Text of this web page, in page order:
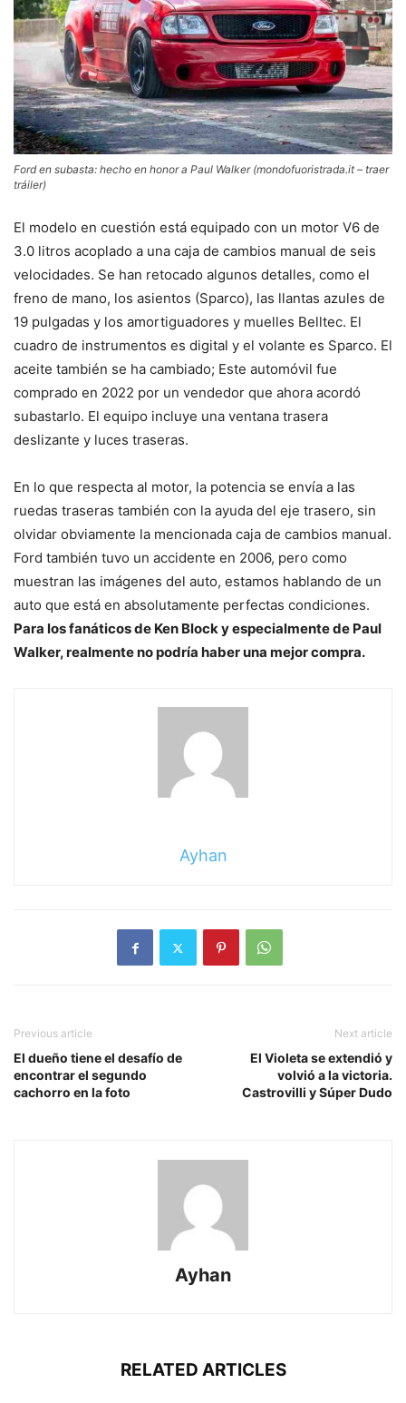
Ford en subasta: hecho en honor a Paul Walker (mondofuoristrada.it – ​​traer
tráiler)
El modelo en cuestión está equipado con un motor V6 de
3.0 litros acoplado a una caja de cambios manual de seis
velocidades. Se han retocado algunos detalles, como el
freno de mano, los asientos (Sparco), las llantas azules de
19 pulgadas y los amortiguadores y muelles Belltec. El
cuadro de instrumentos es digital y el volante es Sparco. El
aceite también se ha cambiado; Este automóvil fue
comprado en 2022 por un vendedor que ahora acordó
subastarlo. El equipo incluye una ventana trasera
deslizante y luces traseras.
En lo que respecta al motor, la potencia se envía a las
ruedas traseras también con la ayuda del eje trasero, sin
olvidar obviamente la mencionada caja de cambios manual.
Ford también tuvo un accidente en 2006, pero como
muestran las imágenes del auto, estamos hablando de un
auto que está en absolutamente perfectas condiciones.
Para los fanáticos de Ken Block y especialmente de Paul
Walker, realmente no podría haber una mejor compra.
Ayhan
Previous article
El dueño tiene el desafío de
encontrar el segundo
cachorro en la foto
Next article
El Violeta se extendió y
volvió a la victoria.
Castrovilli y Súper Dudo
Ayhan
RELATED ARTICLES